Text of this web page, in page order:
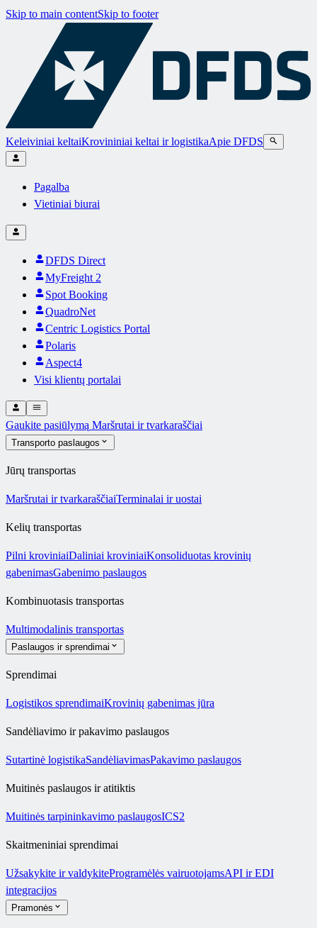
Skip to main contentSkip to footer
Keleiviniai keltaiKrovininiai keltai ir logistikaApie DFDS
Pagalba
Vietiniai biurai
DFDS Direct
MyFreight 2
Spot Booking
QuadroNet
Centric Logistics Portal
Polaris
Aspect4
Visi klientų portalai
Gaukite pasiūlymą Maršrutai ir tvarkaraščiai
Transporto paslaugos
Jūrų transportas
Maršrutai ir tvarkaraščiaiTerminalai ir uostai
Kelių transportas
Pilni kroviniaiDaliniai kroviniaiKonsoliduotas krovinių
gabenimasGabenimo paslaugos
Kombinuotasis transportas
Multimodalinis transportas
Paslaugos ir sprendimai
Sprendimai
Logistikos sprendimaiKrovinių gabenimas jūra
Sandėliavimo ir pakavimo paslaugos
Sutartinė logistikaSandėliavimasPakavimo paslaugos
Muitinės paslaugos ir atitiktis
Muitinės tarpininkavimo paslaugosICS2
Skaitmeniniai sprendimai
Užsakykite ir valdykiteProgramėlės vairuotojamsAPI ir EDI
integracijos
Pramonės